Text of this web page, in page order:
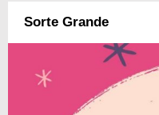
Sorte Grande